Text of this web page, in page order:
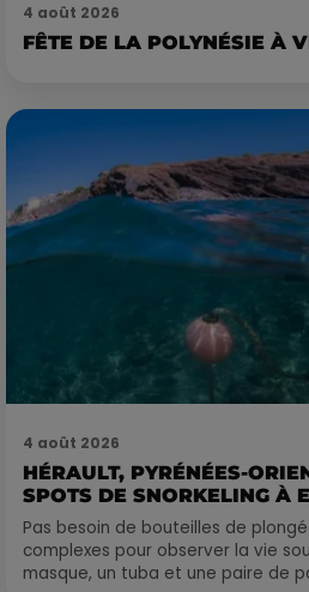
4 août 2026
FÊTE DE LA POLYNÉSIE À
4 août 2026
HÉRAULT, PYRÉNÉES-
SPOTS DE SNORKELING À
Pas besoin de bouteilles de
complexes pour observer la vie
masque, un tuba et une paire de